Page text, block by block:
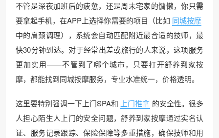
不管是深夜加班后的疲惫，还是周末宅家的慵懒，你只需
要拿起手机，在APP上选择你需要的项目（比如 同城按摩
中的肩颈调理），系统会自动匹配附近最合适的技师，最
快30分钟到达。对于经常出差或旅行的人来说，这项服务
更加实用——不管到了哪个城市，只要打开舒养到家按
摩，都能找到同城按摩服务，专业水准统一，价格透明。
这里要特别强调一下上门SPA和 上门推拿 的安全性。很多
人担心陌生人上门的安全问题，舒养到家按摩通过实名认
证、服务记录跟踪、保险保障等多重措施，确保技师和用